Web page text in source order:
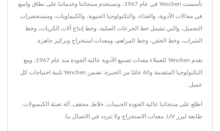
تأسست Yenchen في عام 1967، وتستخدم منتجاتنا وخدماتنا على نطاق واسع
في مجالات الأدوية، والغذاء، والتكنولوجيا الحيوية، والكيماويات، ومستحضرات
التجميل، والتي تشمل خط الجرعات الصلبة، وخط إنتاج آلات الكريات، وخط
الشراب، وخط الحقن، وخط المراهم، ومعدات استخراج وتركيز جاهزة.
تقدم Yenchen للعملاء معدات تصنيع الأدوية عالية الجودة منذ عام 1967، ومع
التكنولوجيا المتقدمة و60 عامًا من الخبرة، تضمن Yenchen تلبية احتياجات كل
عميل.
اطلع على منتجاتنا عالية الجودة الحبيبات خلاط مجفف آلة تعبئة الكبسولات
طابعة ليزر UV معدات الاستخراج ولا تتردد في الاتصال بنا